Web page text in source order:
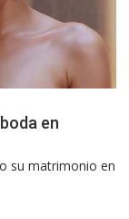
en
su matrimonio en